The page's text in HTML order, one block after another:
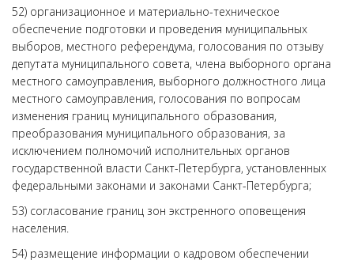
52) организационное и материально-техническое
обеспечение подготовки и проведения муниципальных
выборов, местного референдума, голосования по отзыву
депутата муниципального совета, члена выборного органа
местного самоуправления, выборного должностного лица
местного самоуправления, голосования по вопросам
изменения границ муниципального образования,
преобразования муниципального образования, за
исключением полномочий исполнительных органов
государственной власти Санкт-Петербурга, установленных
федеральными законами и законами Санкт-Петербурга;
53) согласование границ зон экстренного оповещения
населения.
54) размещение информации о кадровом обеспечении